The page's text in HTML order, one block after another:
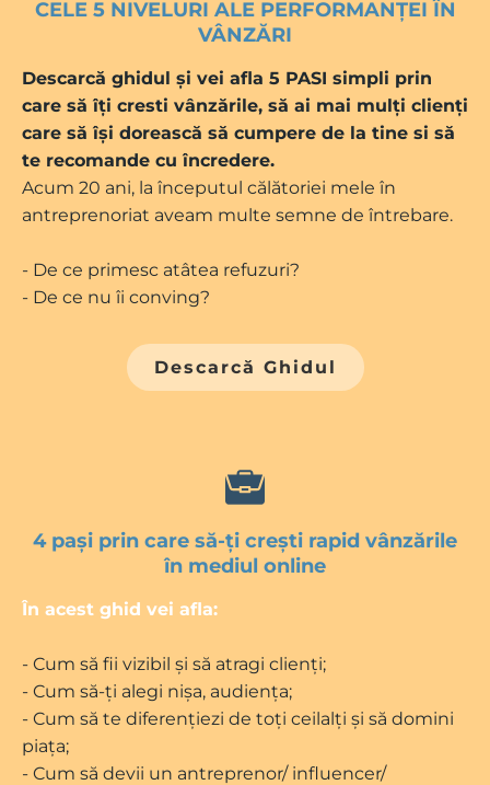
CELE 5 NIVELURI ALE PERFORMANȚEI ÎN
VÂNZĂRI
Descarcă ghidul și vei afla 5 PASI simpli prin
care să îți cresti vânzările, să ai mai mulți clienți
care să își dorească să cumpere de la tine si să
te recomande cu încredere.
Acum 20 ani, la începutul călătoriei mele în
antreprenoriat aveam multe semne de întrebare.
- De ce primesc atâtea refuzuri?
- De ce nu îi conving?
Descarcă Ghidul
4 pași prin care să-ți crești rapid vânzările
în mediul online
În acest ghid vei afla:
- Cum să fii vizibil și să atragi clienți;
- Cum să-ți alegi nișa, audiența;
- Cum să te diferențiezi de toți ceilalți și să domini
piața;
- Cum să devii un antreprenor/ influencer/